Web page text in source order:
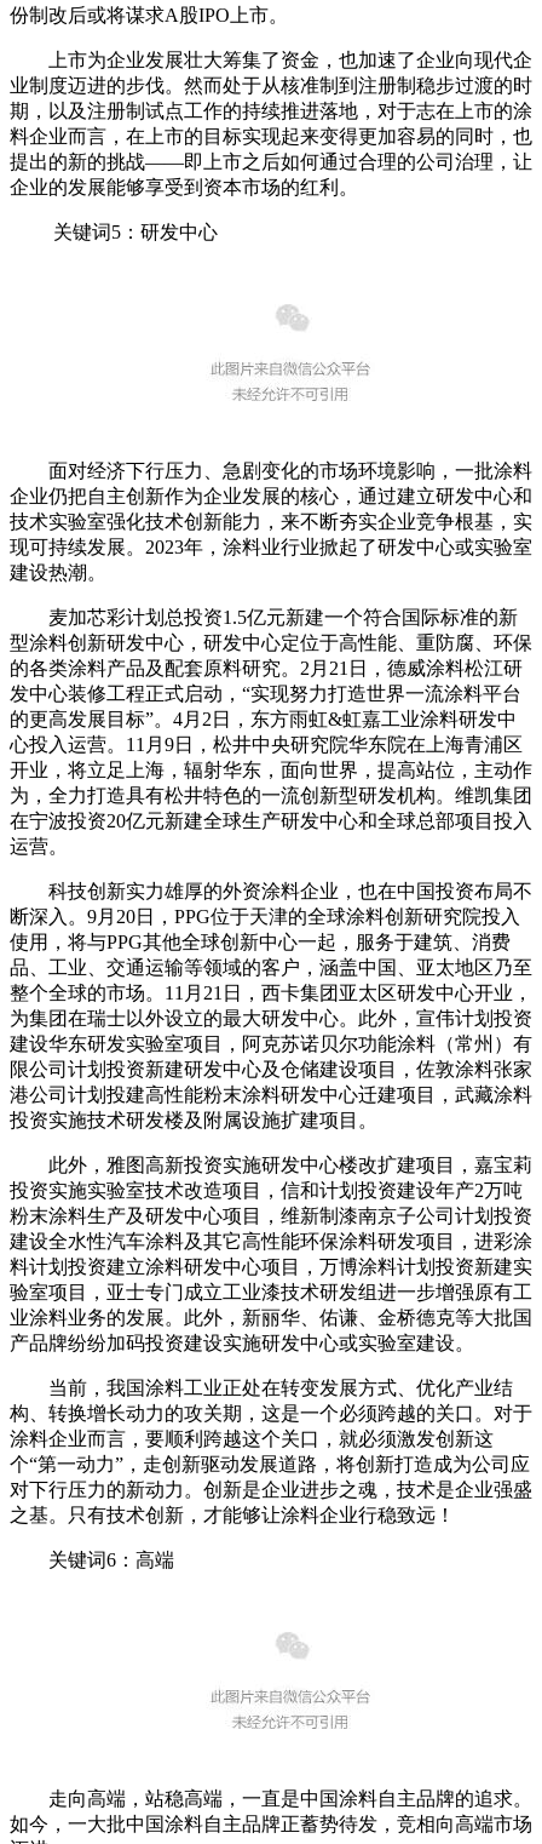
份制改后或将谋求A股IPO上市。
上市为企业发展壮大筹集了资金，也加速了企业向现代企
业制度迈进的步伐。然而处于从核准制到注册制稳步过渡的时
期，以及注册制试点工作的持续推进落地，对于志在上市的涂
料企业而言，在上市的目标实现起来变得更加容易的同时，也
提出的新的挑战——即上市之后如何通过合理的公司治理，让
企业的发展能够享受到资本市场的红利。
关键词5：研发中心
面对经济下行压力、急剧变化的市场环境影响，一批涂料
企业仍把自主创新作为企业发展的核心，通过建立研发中心和
技术实验室强化技术创新能力，来不断夯实企业竞争根基，实
现可持续发展。2023年，涂料业行业掀起了研发中心或实验室
建设热潮。
麦加芯彩计划总投资1.5亿元新建一个符合国际标准的新
型涂料创新研发中心，研发中心定位于高性能、重防腐、环保
的各类涂料产品及配套原料研究。2月21日，德威涂料松江研
发中心装修工程正式启动，“实现努力打造世界一流涂料平台
的更高发展目标”。4月2日，东方雨虹&虹嘉工业涂料研发中
心投入运营。11月9日，松井中央研究院华东院在上海青浦区
开业，将立足上海，辐射华东，面向世界，提高站位，主动作
为，全力打造具有松井特色的一流创新型研发机构。维凯集团
在宁波投资20亿元新建全球生产研发中心和全球总部项目投入
运营。
科技创新实力雄厚的外资涂料企业，也在中国投资布局不
断深入。9月20日，PPG位于天津的全球涂料创新研究院投入
使用，将与PPG其他全球创新中心一起，服务于建筑、消费
品、工业、交通运输等领域的客户，涵盖中国、亚太地区乃至
整个全球的市场。11月21日，西卡集团亚太区研发中心开业，
为集团在瑞士以外设立的最大研发中心。此外，宣伟计划投资
建设华东研发实验室项目，阿克苏诺贝尔功能涂料（常州）有
限公司计划投资新建研发中心及仓储建设项目，佐敦涂料张家
港公司计划投建高性能粉末涂料研发中心迁建项目，武藏涂料
投资实施技术研发楼及附属设施扩建项目。
此外，雅图高新投资实施研发中心楼改扩建项目，嘉宝莉
投资实施实验室技术改造项目，信和计划投资建设年产2万吨
粉末涂料生产及研发中心项目，维新制漆南京子公司计划投资
建设全水性汽车涂料及其它高性能环保涂料研发项目，进彩涂
料计划投资建立涂料研发中心项目，万博涂料计划投资新建实
验室项目，亚士专门成立工业漆技术研发组进一步增强原有工
业涂料业务的发展。此外，新丽华、佑谦、金桥德克等大批国
产品牌纷纷加码投资建设实施研发中心或实验室建设。
当前，我国涂料工业正处在转变发展方式、优化产业结
构、转换增长动力的攻关期，这是一个必须跨越的关口。对于
涂料企业而言，要顺利跨越这个关口，就必须激发创新这
个“第一动力”，走创新驱动发展道路，将创新打造成为公司应
对下行压力的新动力。创新是企业进步之魂，技术是企业强盛
之基。只有技术创新，才能够让涂料企业行稳致远！
关键词6：高端
走向高端，站稳高端，一直是中国涂料自主品牌的追求。
如今，一大批中国涂料自主品牌正蓄势待发，竞相向高端市场